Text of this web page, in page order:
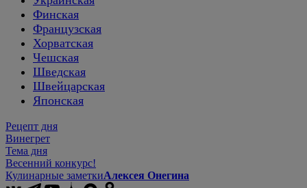
Финская
Французская
Хорватская
Чешская
Шведская
Швейцарская
Японская
Рецепт дня
Винегрет
Тема дня
Весенний конкурс!
Кулинарные заметкиАлексея Онегина